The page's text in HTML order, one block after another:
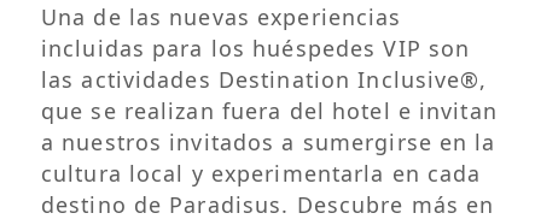
Una de las nuevas experiencias
incluidas para los huéspedes VIP son
las actividades Destination Inclusive®,
que se realizan fuera del hotel e invitan
a nuestros invitados a sumergirse en la
cultura local y experimentarla en cada
destino de Paradisus. Descubre más en